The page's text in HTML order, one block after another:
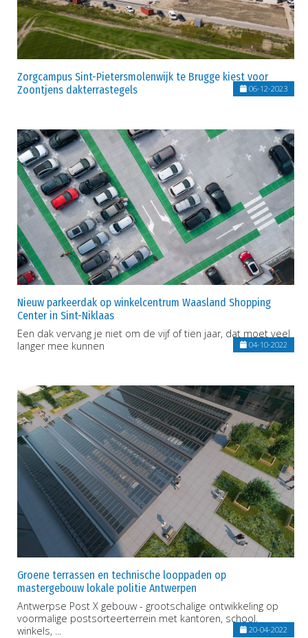
Zorgcampus Sint-Pietersmolenwijk te Brugge kiest voor
Zoontjens dakterrastegels
06-12-2023
Nieuw parkeerdak op winkelcentrum Waasland Shopping
Center in Sint-Niklaas
Een dak vervang je niet om de vijf of tien jaar, dat moet veel
langer mee kunnen
04-10-2022
Groene terrassen en technische looppaden op
mastergebouw lokale politie Antwerpen
Antwerpse Post X gebouw - grootschalige ontwikkeling op
voormalige postsorteerterrein met kantoren, school,
winkels, ...
20-04-2022